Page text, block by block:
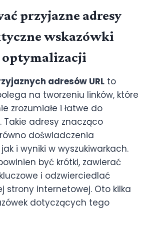
przyjazne adresy
wskazówki
optymalizacji
adresów URL to
na tworzeniu linków, które
zrozumiałe i łatwe do
adresy znacząco
doświadczenia
i wyniki w wyszukiwarkach.
być krótki, zawierać
i odzwierciedlać
strony internetowej. Oto kilka
dotyczących tego